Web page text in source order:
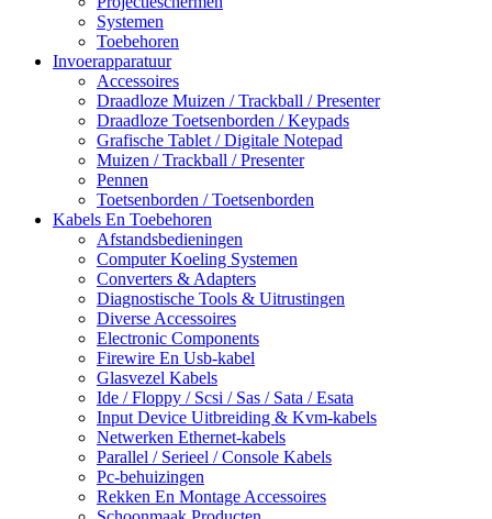
Systemen
Toebehoren
Invoerapparatuur
Accessoires
Draadloze Muizen / Trackball / Presenter
Draadloze Toetsenborden / Keypads
Grafische Tablet / Digitale Notepad
Muizen / Trackball / Presenter
Pennen
Toetsenborden / Toetsenborden
Kabels En Toebehoren
Afstandsbedieningen
Computer Koeling Systemen
Converters & Adapters
Diagnostische Tools & Uitrustingen
Diverse Accessoires
Electronic Components
Firewire En Usb-kabel
Glasvezel Kabels
Ide / Floppy / Scsi / Sas / Sata / Esata
Input Device Uitbreiding & Kvm-kabels
Netwerken Ethernet-kabels
Parallel / Serieel / Console Kabels
Pc-behuizingen
Rekken En Montage Accessoires